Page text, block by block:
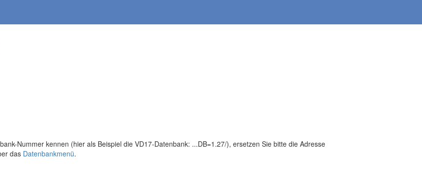
Nummer kennen (hier als Beispiel die VD17-Datenbank: ...DB=1.27/), ersetzen Sie bitte die Adresse
das Datenbankmenü.